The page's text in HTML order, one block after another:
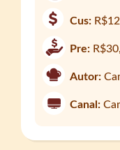
Cus:
Pre:
Autor:
Canal: